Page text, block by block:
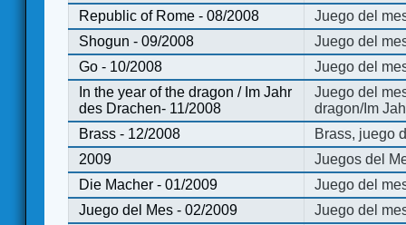
Republic of Rome - 08/2008
Juego del
Shogun - 09/2008
Juego del
Go - 10/2008
Juego del
In the year of the dragon / Im Jahr
des Drachen- 11/2008
Juego del
dragon/Im
Brass - 12/2008
Brass, juego
2009
Juegos del
Die Macher - 01/2009
Juego del
Juego del Mes - 02/2009
Juego del